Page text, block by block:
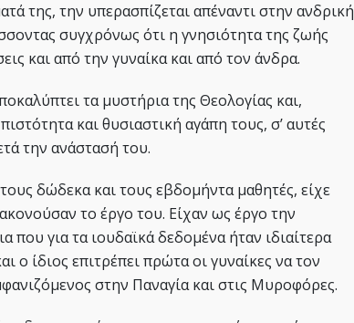
της, την υπερασπίζεται απέναντι στην ανδρική
συγχρόνως ότι η γνησιότητα της ζωής
και από την γυναίκα και από τον άνδρα.
τα μυστήρια της Θεολογίας και,
και θυσιαστική αγάπη τους, σ’ αυτές
την ανάστασή του.
δώδεκα και τους εβδομήντα μαθητές, είχε
το έργο του. Είχαν ως έργο την
που για τα ιουδαϊκά δεδομένα ήταν ιδιαίτερα
ο ίδιος επιτρέπει πρώτα οι γυναίκες να τον
στην Παναγία και στις Μυροφόρες.